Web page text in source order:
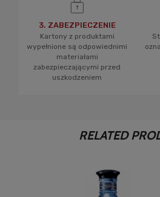
3. ZABEZPIECZENIE
Kartony z produktami
wypełnione są odpowiednimi
materiałami
zabezpieczającymi przed
uszkodzeniem
RELATED